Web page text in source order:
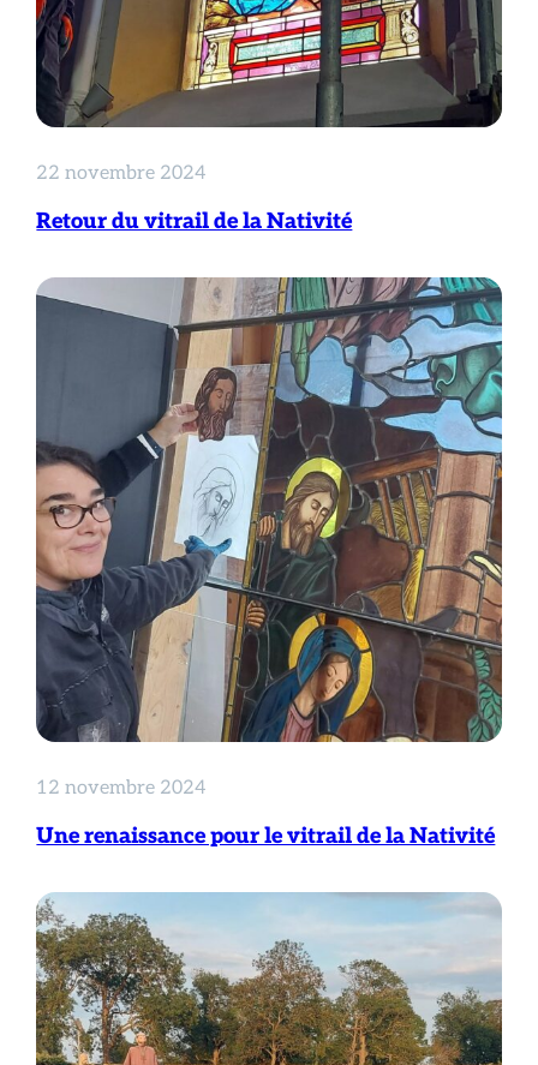
22 novembre 2024
Retour du vitrail de la Nativité
12 novembre 2024
Une renaissance pour le vitrail de la Nativité